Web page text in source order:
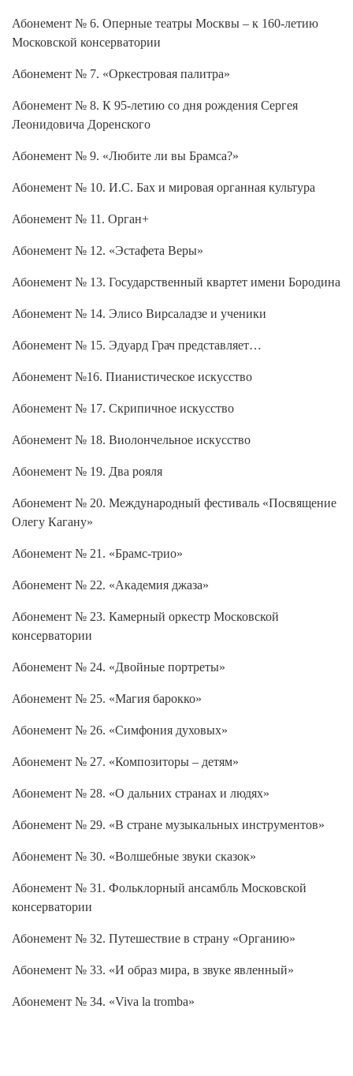
Абонемент № 6. Оперные театры Москвы – к 160-летию
Московской консерватории
Абонемент № 7. «Оркестровая палитра»
Абонемент № 8. К 95-летию со дня рождения Сергея
Леонидовича Доренского
Абонемент № 9. «Любите ли вы Брамса?»
Абонемент № 10. И.С. Бах и мировая органная культура
Абонемент № 11. Орган+
Абонемент № 12. «Эстафета Веры»
Абонемент № 13. Государственный квартет имени Бородина
Абонемент № 14. Элисо Вирсаладзе и ученики
Абонемент № 15. Эдуард Грач представляет…
Абонемент №16. Пианистическое искусство
Абонемент № 17. Скрипичное искусство
Абонемент № 18. Виолончельное искусство
Абонемент № 19. Два рояля
Абонемент № 20. Международный фестиваль «Посвящение
Олегу Кагану»
Абонемент № 21. «Брамс-трио»
Абонемент № 22. «Академия джаза»
Абонемент № 23. Камерный оркестр Московской
консерватории
Абонемент № 24. «Двойные портреты»
Абонемент № 25. «Магия барокко»
Абонемент № 26. «Симфония духовых»
Абонемент № 27. «Композиторы – детям»
Абонемент № 28. «О дальних странах и людях»
Абонемент № 29. «В стране музыкальных инструментов»
Абонемент № 30. «Волшебные звуки сказок»
Абонемент № 31. Фольклорный ансамбль Московской
консерватории
Абонемент № 32. Путешествие в страну «Органию»
Абонемент № 33. «И образ мира, в звуке явленный»
Абонемент № 34. «Viva la tromba»